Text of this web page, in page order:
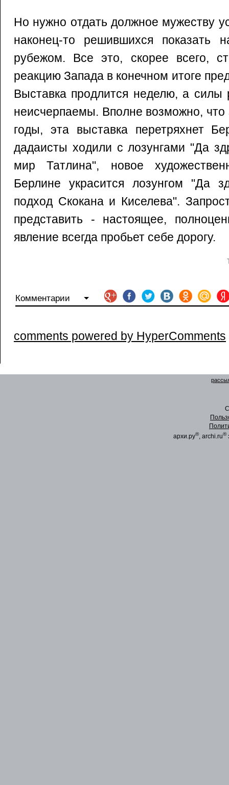
Но нужно отдать должное мужеству
наконец-то решившихся показать
рубежом. Все это, скорее всего,
реакцию Запада в конечном итоге
Выставка продлится неделю, а силы
неисчерпаемы. Вполне возможно, что
годы, эта выставка перетряхнет
дадаисты ходили с лозунгами "Да
мир Татлина", новое
Берлине украсится лозунгом "Да
подход Скокана и Киселева".
представить - настоящее,
явление всегда пробьет себе дорогу.
Комментарии
comments powered by HyperComments
архи.ру®, archi.ru®